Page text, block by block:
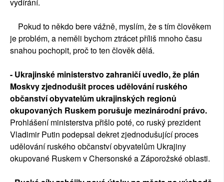
Pokud to někdo bere vážně, myslím, že s tím člověkem
je problém, a neměli bychom ztrácet příliš mnoho času
snahou pochopit, proč to ten člověk dělá.
- Ukrajinské ministerstvo zahraničí uvedlo, že plán
Moskvy zjednodušit proces udělování ruského
občanství obyvatelům ukrajinských regionů
okupovaných Ruskem porušuje mezinárodní právo.
Prohlášení ministerstva přišlo poté, co ruský prezident
Vladimir Putin podepsal dekret zjednodušující proces
udělování ruského občanství obyvatelům Ukrajiny
okupované Ruskem v Chersonské a Záporožské oblasti.